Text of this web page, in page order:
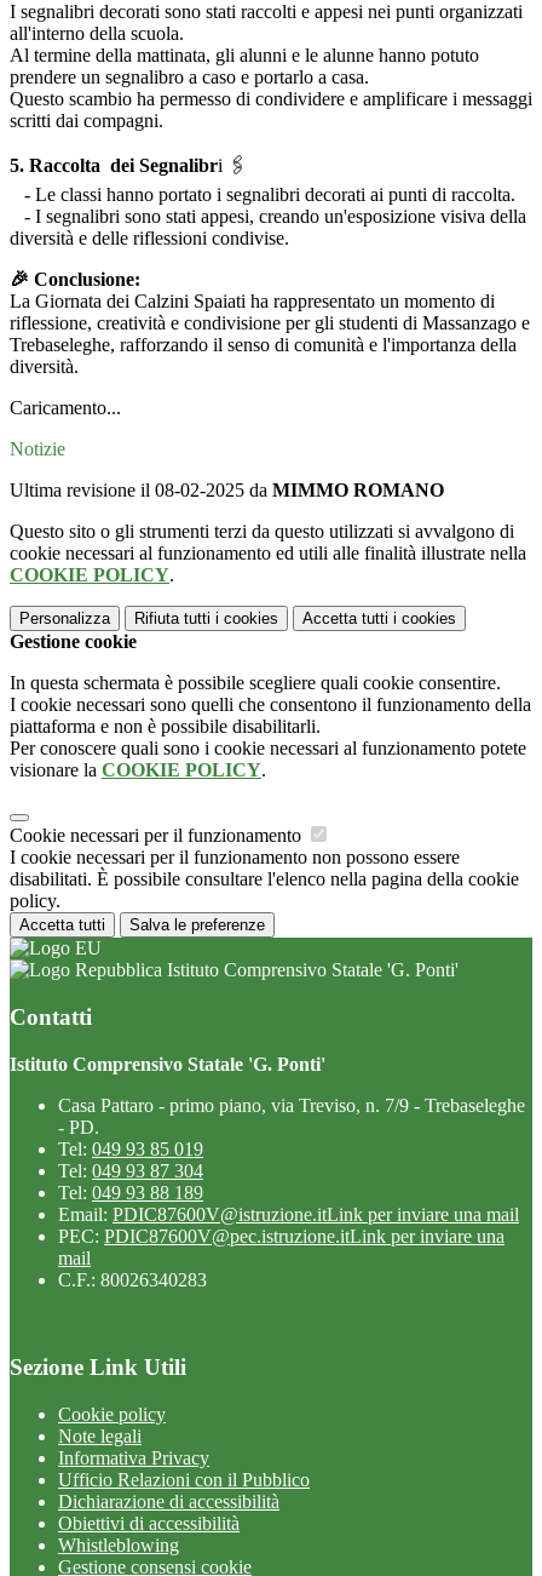
I segnalibri decorati sono stati raccolti e appesi nei punti organizzati
all'interno della scuola.
Al termine della mattinata, gli alunni e le alunne hanno potuto
prendere un segnalibro a caso e portarlo a casa.
Questo scambio ha permesso di condividere e amplificare i messaggi
scritti dai compagni.
5. Raccolta dei Segnalibri 🖇️
- Le classi hanno portato i segnalibri decorati ai punti di raccolta.
- I segnalibri sono stati appesi, creando un'esposizione visiva della
diversità e delle riflessioni condivise.
🎉 Conclusione:
La Giornata dei Calzini Spaiati ha rappresentato un momento di
riflessione, creatività e condivisione per gli studenti di Massanzago e
Trebaseleghe, rafforzando il senso di comunità e l'importanza della
diversità.
Caricamento...
Notizie
Ultima revisione il 08-02-2025 da MIMMO ROMANO
Questo sito o gli strumenti terzi da questo utilizzati si avvalgono di
cookie necessari al funzionamento ed utili alle finalità illustrate nella
COOKIE POLICY.
Personalizza Rifiuta tutti i cookies Accetta tutti i cookies
Gestione cookie
In questa schermata è possibile scegliere quali cookie consentire.
I cookie necessari sono quelli che consentono il funzionamento della
piattaforma e non è possibile disabilitarli.
Per conoscere quali sono i cookie necessari al funzionamento potete
visionare la COOKIE POLICY.
Cookie necessari per il funzionamento
I cookie necessari per il funzionamento non possono essere
disabilitati. È possibile consultare l'elenco nella pagina della cookie
policy.
Accetta tutti Salva le preferenze
Istituto Comprensivo Statale 'G. Ponti'
Contatti
Istituto Comprensivo Statale 'G. Ponti'
Casa Pattaro - primo piano, via Treviso, n. 7/9 - Trebaseleghe
- PD.
Tel: 049 93 85 019
Tel: 049 93 87 304
Tel: 049 93 88 189
Email: PDIC87600V@istruzione.itLink per inviare una mail
PEC: PDIC87600V@pec.istruzione.itLink per inviare una
mail
C.F.: 80026340283
Sezione Link Utili
Cookie policy
Note legali
Informativa Privacy
Ufficio Relazioni con il Pubblico
Dichiarazione di accessibilità
Obiettivi di accessibilità
Whistleblowing
Gestione consensi cookie